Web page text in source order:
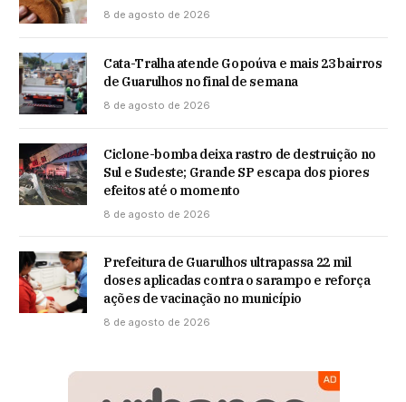
8 de agosto de 2026
Cata-Tralha atende Gopoúva e mais 23 bairros
de Guarulhos no final de semana
8 de agosto de 2026
Ciclone-bomba deixa rastro de destruição no
Sul e Sudeste; Grande SP escapa dos piores
efeitos até o momento
8 de agosto de 2026
Prefeitura de Guarulhos ultrapassa 22 mil
doses aplicadas contra o sarampo e reforça
ações de vacinação no município
8 de agosto de 2026